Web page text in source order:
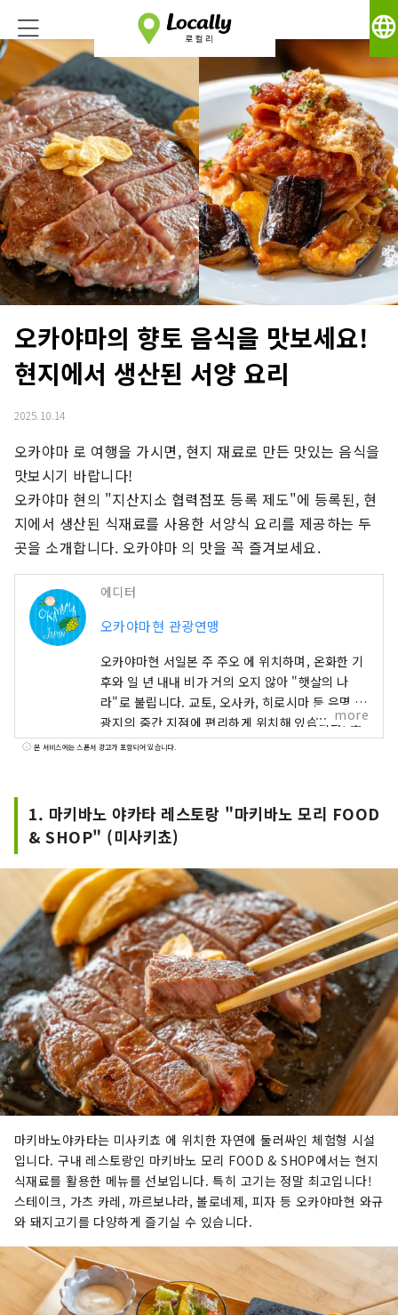
language
오카야마의 향토 음식을 맛보세요!
현지에서 생산된 서양 요리
2025.10.14
오카야마 로 여행을 가시면, 현지 재료로 만든 맛있는 음식을
맛보시기 바랍니다!
오카야마 현의 "지산지소 협력점포 등록 제도"에 등록된, 현
지에서 생산된 식재료를 사용한 서양식 요리를 제공하는 두
곳을 소개합니다. 오카야마 의 맛을 꼭 즐겨보세요.
에디터
오카야마현 관광연맹
오카야마현 서일본 주 주오 에 위치하며, 온화한 기
후와 일 년 내내 비가 거의 오지 않아 "햇살의 나
라"로 불립니다. 교토, 오사카, 히로시마 등 유명 관
광지의 중간 지점에 편리하게 위치해 있습니다! 또
한 세토 통해 시코쿠로 가는 관문이기도 합니다. 오
은 단맛, 향, 풍미 면에서 최고 품질을 자랑합니다.
백도, 머스캣 포도, 피오네 포도 등 제철 과일을 즐
겨보세요! 오카야마 에는 오카야마 성, 일본 3대 정
원 중 하나인 오카야마 고라쿠엔, 역사와 문화, 예술
을 자랑하는 구라시키 미관지구 등 세계적인 관광
지가 있습니다!
more
본 서비스에는 스폰서 광고가 포함되어 있습니다.
1. 마키바노 야카타 레스토랑 "마키바노 모리 FOOD
& SHOP" (미사키쵸)
마키바노야카타는 미사키쵸 에 위치한 자연에 둘러싸인 체험형 시설
입니다. 구내 레스토랑인 마키바노 모리 FOOD & SHOP에서는 현지
식재료를 활용한 메뉴를 선보입니다. 특히 고기는 정말 최고입니다!
스테이크, 가츠 ​​카레, 까르보나라, 볼로네제, 피자 등 오카야마현 와규
와 돼지고기를 다양하게 즐기실 수 있습니다.